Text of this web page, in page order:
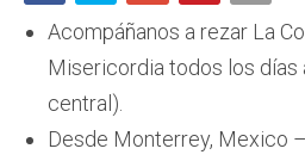
Acompáñanos a rezar La
Misericordia todos los días
central).
Desde Monterrey, Mexico